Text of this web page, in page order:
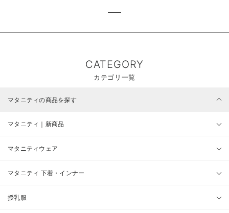
CATEGORY
カテゴリ一覧
マタニティの商品を探す
マタニティ｜新商品
マタニティウェア
マタニティ 下着・インナー
授乳服